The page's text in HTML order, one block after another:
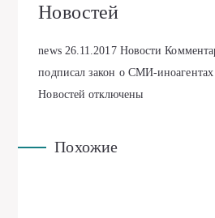
Новостей
news 26.11.2017 Новости
подписал закон о СМИ-
Новостей отключены
Похожие